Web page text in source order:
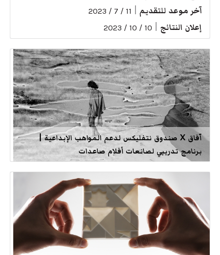
آخر موعد للتقديم 11 / 7 / 2023
إعلان النتائج 10 / 10 / 2023
آفاق X صندوق نتفليكس لدعم المواهب الإبداعية |
برنامج تدريبي لصانعات أفلام صاعدات